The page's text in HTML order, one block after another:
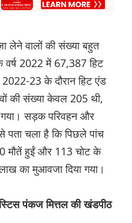
लेने वालों की संख्या बहुत
वर्ष 2022 में 67,387 हिट
2022-23 के दौरान हिट एंड
की संख्या केवल 205 थी,
गया। सड़क परिवहन और
पता चला है कि पिछले पांच
मौतें हुईं और 113 चोट के
का मुआवजा दिया गया।
पंकज मित्तल की खंडपीठ